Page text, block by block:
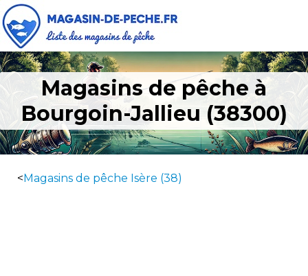
Magasins de pêche à
Bourgoin-Jallieu (38300)
<Magasins de pêche Isère (38)